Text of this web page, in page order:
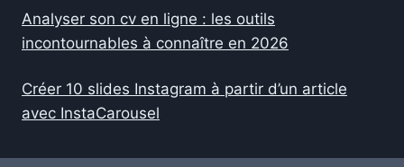
Analyser son cv en ligne : les outils
incontournables à connaître en 2026
Créer 10 slides Instagram à partir d’un article
avec InstaCarousel